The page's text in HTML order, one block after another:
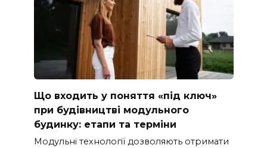
Що входить у поняття «під ключ»
при будівництві модульного
будинку: етапи та терміни
Модульні технології дозволяють отримати